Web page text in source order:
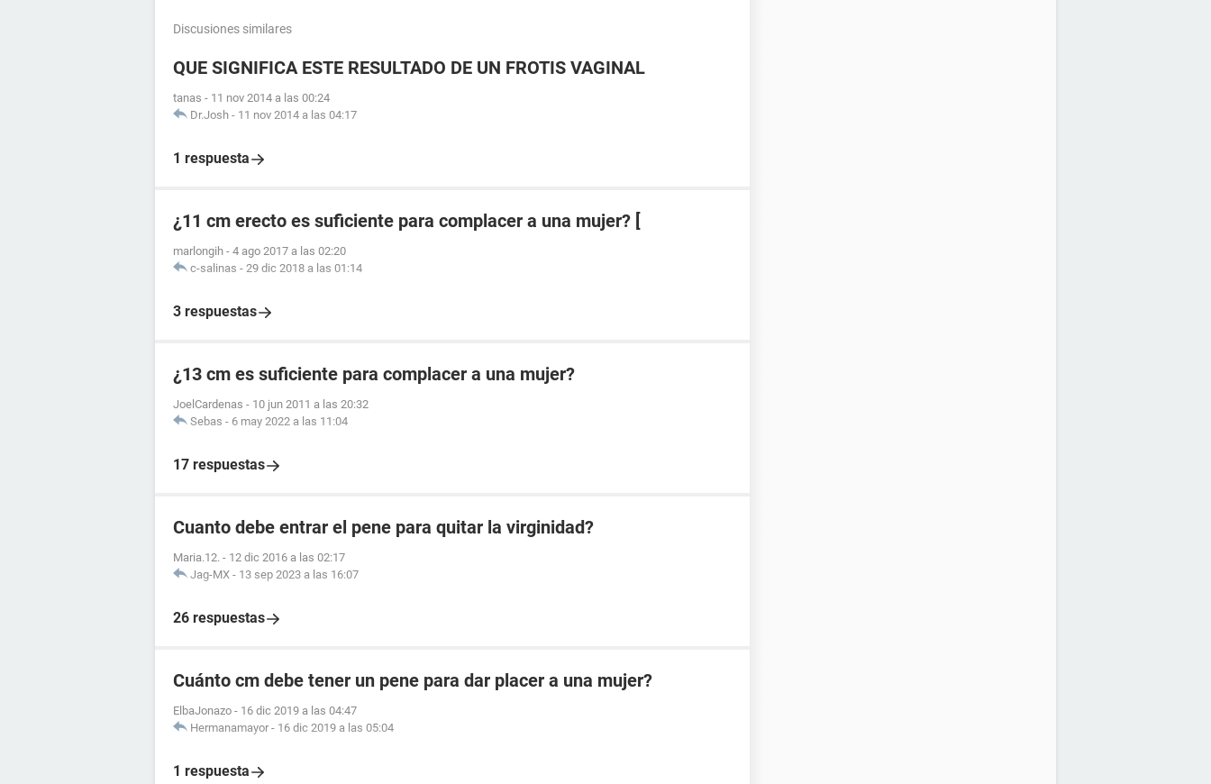
Discusiones similares
QUE SIGNIFICA ESTE RESULTADO DE UN FROTIS VAGINAL
tanas - 11 nov 2014 a las 00:24
Dr.Josh - 11 nov 2014 a las 04:17
1 respuesta
¿11 cm erecto es suficiente para complacer a una mujer? [
marlongih - 4 ago 2017 a las 02:20
c-salinas - 29 dic 2018 a las 01:14
3 respuestas
¿13 cm es suficiente para complacer a una mujer?
JoelCardenas - 10 jun 2011 a las 20:32
Sebas - 6 may 2022 a las 11:04
17 respuestas
Cuanto debe entrar el pene para quitar la virginidad?
Maria.12. - 12 dic 2016 a las 02:17
Jag-MX - 13 sep 2023 a las 16:07
26 respuestas
Cuánto cm debe tener un pene para dar placer a una mujer?
ElbaJonazo - 16 dic 2019 a las 04:47
Hermanamayor - 16 dic 2019 a las 05:04
1 respuesta